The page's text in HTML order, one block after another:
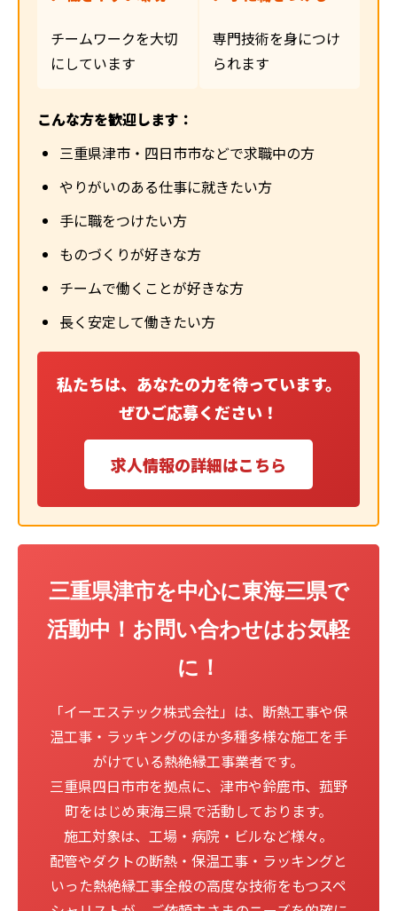
チームワークを大切
にしています
専門技術を身につけ
られます
こんな方を歓迎します：
三重県津市・四日市市などで求職中の方
やりがいのある仕事に就きたい方
手に職をつけたい方
ものづくりが好きな方
チームで働くことが好きな方
長く安定して働きたい方
私たちは、あなたの力を待っています。
ぜひご応募ください！
求人情報の詳細はこちら
三重県津市を中心に東海三県で
活動中！お問い合わせはお気軽
に！
「イーエステック株式会社」は、断熱工事や保
温工事・ラッキングのほか多種多様な施工を手
がけている熱絶縁工事業者です。
三重県四日市市を拠点に、津市や鈴鹿市、菰野
町をはじめ東海三県で活動しております。
施工対象は、工場・病院・ビルなど様々。
配管やダクトの断熱・保温工事・ラッキングと
いった熱絶縁工事全般の高度な技術をもつスペ